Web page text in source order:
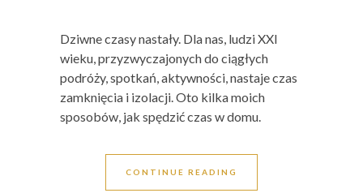
Dziwne czasy nastały. Dla nas, ludzi XXI
wieku, przyzwyczajonych do ciągłych
podróży, spotkań, aktywności, nastaje czas
zamknięcia i izolacji. Oto kilka moich
sposobów, jak spędzić czas w domu.
CONTINUE READING